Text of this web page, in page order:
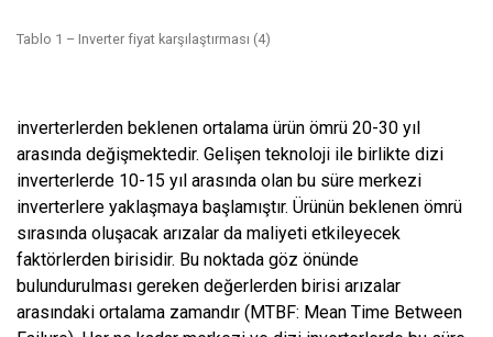
Tablo 1 – Inverter fiyat karşılaştırması (4)
inverterlerden beklenen ortalama ürün ömrü 20-30 yıl
arasında değişmektedir. Gelişen teknoloji ile birlikte dizi
inverterlerde 10-15 yıl arasında olan bu süre merkezi
inverterlere yaklaşmaya başlamıştır. Ürünün beklenen ömrü
sırasında oluşacak arızalar da maliyeti etkileyecek
faktörlerden birisidir. Bu noktada göz önünde
bulundurulması gereken değerlerden birisi arızalar
arasındaki ortalama zamandır (MTBF: Mean Time Between